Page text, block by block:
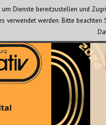
Dienste bereitzustellen und
verwendet werden. Bitte